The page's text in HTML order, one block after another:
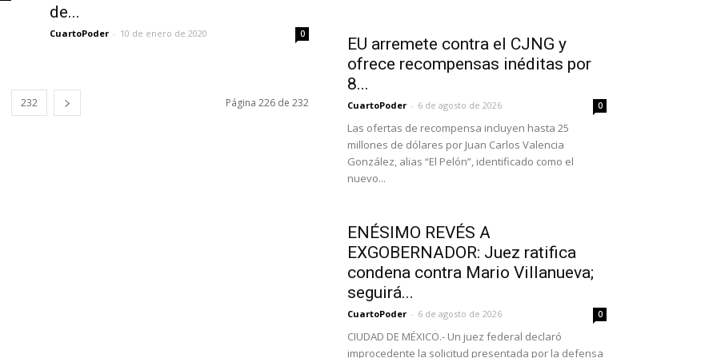
de...
CuartoPoder - 10 de enero de 2020 0
232 Página 226 de 232
EU arremete contra el CJNG y
ofrece recompensas inéditas por
8...
CuartoPoder - 6 de agosto de 2026 0
Las ofertas de recompensa incluyen hasta 25
millones de dólares por Juan Carlos Valencia
González, alias “El Pelón”, identificado como el
nuevo...
ENÉSIMO REVÉS A
EXGOBERNADOR: Juez ratifica
condena contra Mario Villanueva;
seguirá...
CuartoPoder - 6 de agosto de 2026 0
CIUDAD DE MÉXICO.- Un juez federal declaró
improcedente la solicitud presentada por la defensa